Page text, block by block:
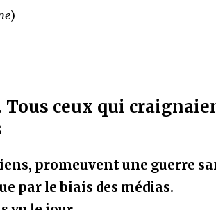
)
Tous ceux qui
promeuvent une guerre
par le biais des médias.